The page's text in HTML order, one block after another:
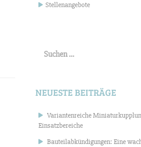
Stellenangebote
nach:
NEUESTE BEITRÄGE
Variantenreiche
Einsatzbereiche
Bauteilabkündigungen: Eine